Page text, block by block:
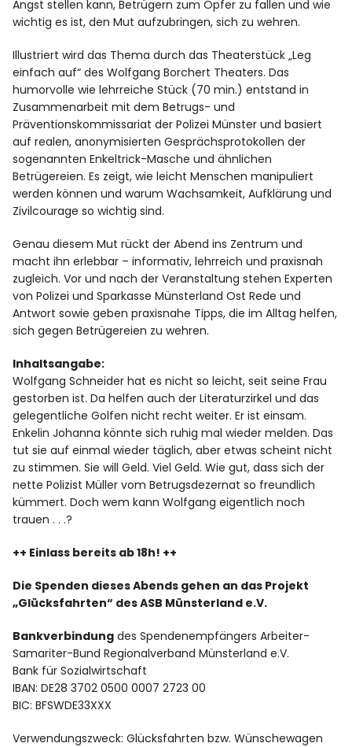
Angst stellen kann, Betrügern zum Opfer zu fallen und wie
wichtig es ist, den Mut aufzubringen, sich zu wehren.
Illustriert wird das Thema durch das Theaterstück „Leg
einfach auf“ des Wolfgang Borchert Theaters. Das
humorvolle wie lehrreiche Stück (70 min.) entstand in
Zusammenarbeit mit dem Betrugs- und
Präventionskommissariat der Polizei Münster und basiert
auf realen, anonymisierten Gesprächsprotokollen der
sogenannten Enkeltrick-Masche und ähnlichen
Betrügereien. Es zeigt, wie leicht Menschen manipuliert
werden können und warum Wachsamkeit, Aufklärung und
Zivilcourage so wichtig sind.
Genau diesem Mut rückt der Abend ins Zentrum und
macht ihn erlebbar – informativ, lehrreich und praxisnah
zugleich. Vor und nach der Veranstaltung stehen Experten
von Polizei und Sparkasse Münsterland Ost Rede und
Antwort sowie geben praxisnahe Tipps, die im Alltag helfen,
sich gegen Betrügereien zu wehren.
Inhaltsangabe:
Wolfgang Schneider hat es nicht so leicht, seit seine Frau
gestorben ist. Da helfen auch der Literaturzirkel und das
gelegentliche Golfen nicht recht weiter. Er ist einsam.
Enkelin Johanna könnte sich ruhig mal wieder melden. Das
tut sie auf einmal wieder täglich, aber etwas scheint nicht
zu stimmen. Sie will Geld. Viel Geld. Wie gut, dass sich der
nette Polizist Müller vom Betrugsdezernat so freundlich
kümmert. Doch wem kann Wolfgang eigentlich noch
trauen . . .?
++ Einlass bereits ab 18h! ++
Die Spenden dieses Abends gehen an das Projekt
„Glücksfahrten“ des ASB Münsterland e.V.
Bankverbindung des Spendenempfängers Arbeiter-
Samariter-Bund Regionalverband Münsterland e.V.
Bank für Sozialwirtschaft
IBAN: DE28 3702 0500 0007 2723 00
BIC: BFSWDE33XXX
Verwendungszweck: Glücksfahrten bzw. Wünschewagen